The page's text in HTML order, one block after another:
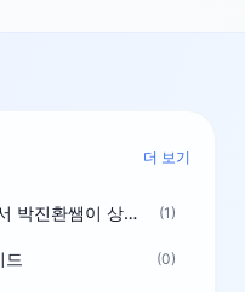
더 보기
깜놀~ 부산 AI교육콘퍼런스에서 박진환쌤이 상받으려 나오셨네요~ ^^ (1)
드 (0)